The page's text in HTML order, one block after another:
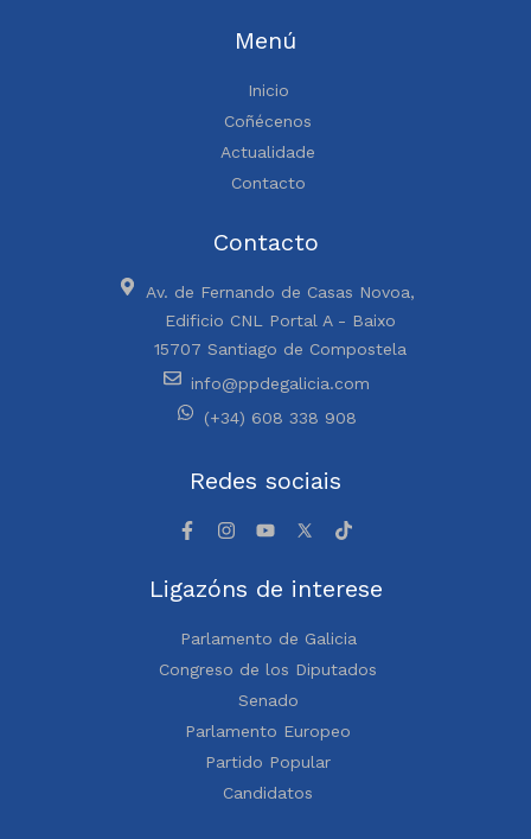
Menú
Inicio
Coñécenos
Actualidade
Contacto
Contacto
Av. de Fernando de Casas Novoa,
Edificio CNL Portal A - Baixo
15707 Santiago de Compostela
info@ppdegalicia.com
(+34) 608 338 908
Redes sociais
Ligazóns de interese
Parlamento de Galicia
Congreso de los Diputados
Senado
Parlamento Europeo
Partido Popular
Candidatos